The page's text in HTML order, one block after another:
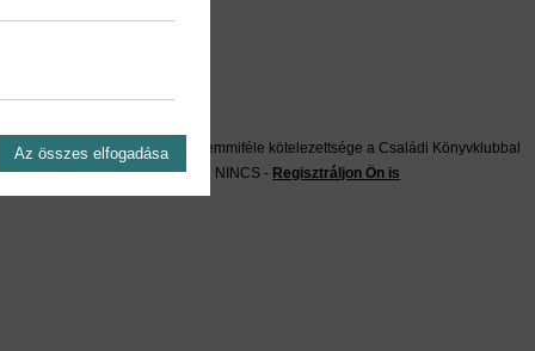
Önnek semmiféle kötelezettsége a Családi Könyvklubbal
szemben NINCS - Regisztráljon Ön is
Az összes elfogadása